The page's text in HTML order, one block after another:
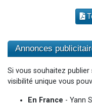
Annonces
Si vous souhaitez
visibilité unique vous
En France - Yann